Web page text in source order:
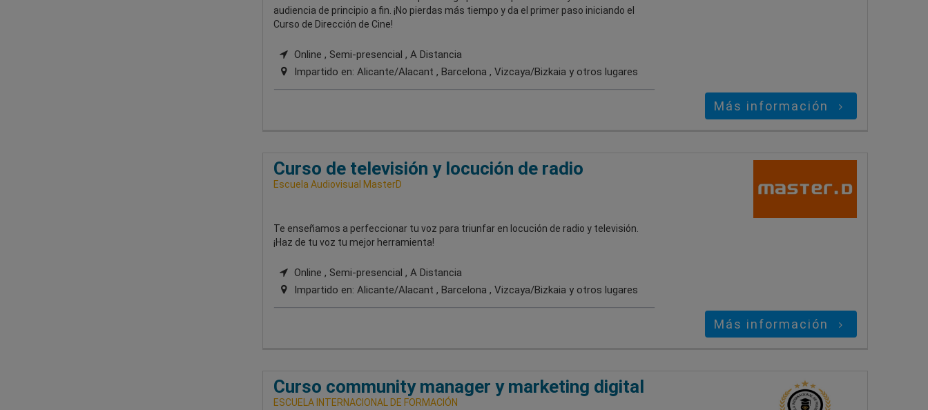
audiencia de principio a fin. ¡No pierdas más tiempo y da el primer paso iniciando el
Curso de Dirección de Cine!
Online , Semi-presencial , A Distancia
Impartido en: Alicante/Alacant , Barcelona , Vizcaya/Bizkaia y otros lugares
Más información
Curso de televisión y locución de radio
Escuela Audiovisual MasterD
Te enseñamos a perfeccionar tu voz para triunfar en locución de radio y televisión.
¡Haz de tu voz tu mejor herramienta!
Online , Semi-presencial , A Distancia
Impartido en: Alicante/Alacant , Barcelona , Vizcaya/Bizkaia y otros lugares
Más información
Curso community manager y marketing digital
ESCUELA INTERNACIONAL DE FORMACIÓN